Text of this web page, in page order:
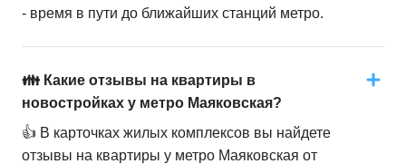
- время в пути до ближайших станций метро.
👪 Какие отзывы на квартиры в
новостройках у метро Маяковская?
👍 В карточках жилых комплексов вы найдете
отзывы на квартиры у метро Маяковская от